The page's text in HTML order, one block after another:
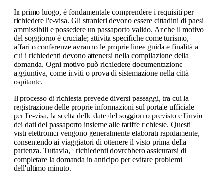
In primo luogo, è fondamentale comprendere i requisiti per
richiedere l'e-visa. Gli stranieri devono essere cittadini di paesi
ammissibili e possedere un passaporto valido. Anche il motivo
del soggiorno è cruciale; attività specifiche come turismo,
affari o conferenze avranno le proprie linee guida e finalità a
cui i richiedenti devono attenersi nella compilazione della
domanda. Ogni motivo può richiedere documentazione
aggiuntiva, come inviti o prova di sistemazione nella città
ospitante.
Il processo di richiesta prevede diversi passaggi, tra cui la
registrazione delle proprie informazioni sul portale ufficiale
per l'e-visa, la scelta delle date del soggiorno previsto e l'invio
dei dati del passaporto insieme alle tariffe richieste. Questi
visti elettronici vengono generalmente elaborati rapidamente,
consentendo ai viaggiatori di ottenere il visto prima della
partenza. Tuttavia, i richiedenti dovrebbero assicurarsi di
completare la domanda in anticipo per evitare problemi
dell'ultimo minuto.